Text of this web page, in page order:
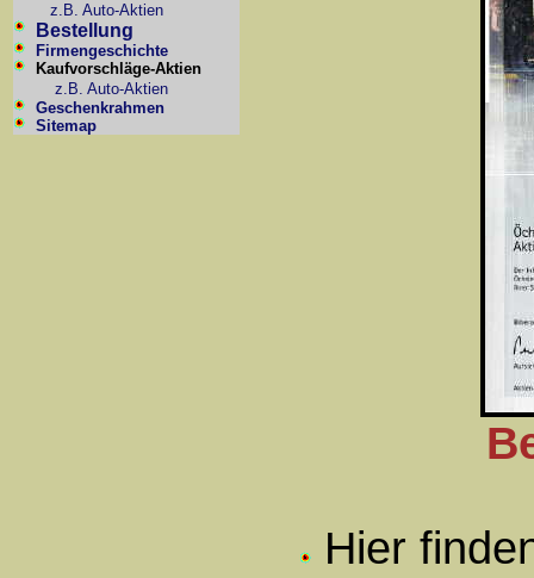
z.B. Auto-Aktien
Bestellung
Firmengeschichte
Kaufvorschläge-Aktien
z.B. Auto-Aktien
Geschenkrahmen
Sitemap
Hier